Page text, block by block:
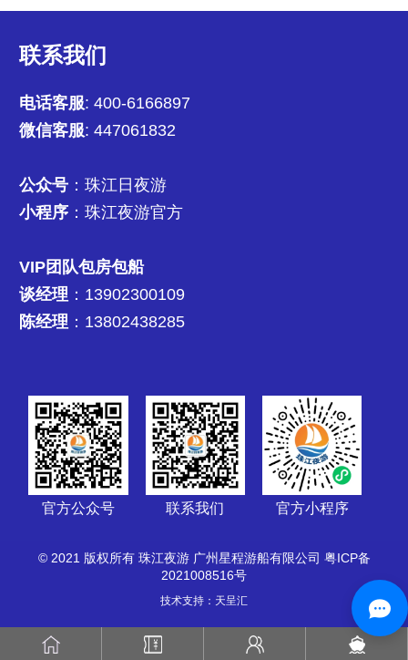
联系我们
电话客服: 400-6166897
微信客服: 447061832
公众号 ：珠江日夜游
小程序 ：珠江夜游官方
VIP团队包房包船
谈经理 ：13902300109
陈经理 ：13802438285
官方公众号 联系我们 官方小程序
© 2021 版权所有 珠江夜游 广州星程游船有限公司 粤ICP备
2021008516号
技术支持：天呈汇